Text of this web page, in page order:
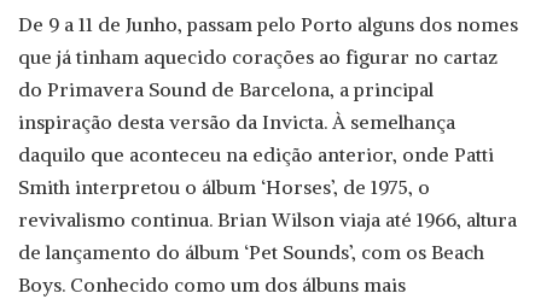
De 9 a 11 de Junho, passam pelo Porto alguns dos nomes
que já tinham aquecido corações ao figurar no cartaz
do Primavera Sound de Barcelona, a principal
inspiração desta versão da Invicta. À semelhança
daquilo que aconteceu na edição anterior, onde Patti
Smith interpretou o álbum ‘Horses’, de 1975, o
revivalismo continua. Brian Wilson viaja até 1966, altura
de lançamento do álbum ‘Pet Sounds’, com os Beach
Boys. Conhecido como um dos álbuns mais